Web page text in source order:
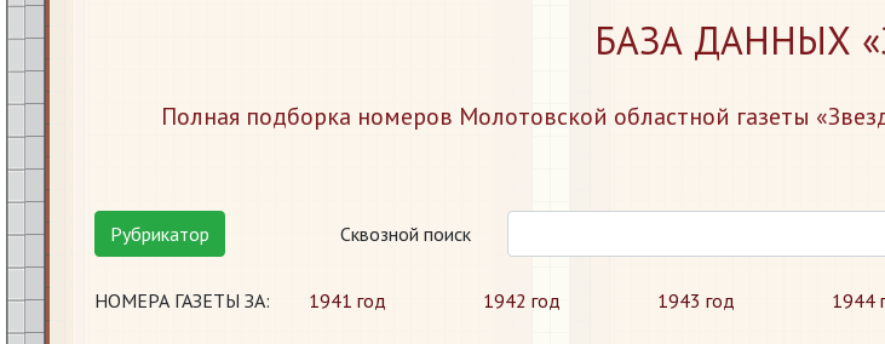
БАЗА ДАННЫХ
Полная подборка номеров Молотовской областной газеты
Рубрикатор Сквозной поиск
НОМЕРА ГАЗЕТЫ ЗА: 1941 год 1942 год 1943 год 1944